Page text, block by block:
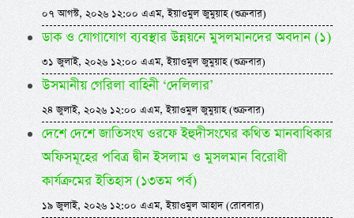
০৭ আগস্ট, ২০২৬ ১২:০০ এএম, ইয়াওমুল জুমুয়াহ (শুক্রবার)
ডাক ও যোগাযোগ ব্যবস্থার উন্নয়নে মুসলমানদের অবদান (১)
৩১ জুলাই, ২০২৬ ১২:০০ এএম, ইয়াওমুল জুমুয়াহ (শুক্রবার)
উসমানীয় গেরিলা বাহিনী ‘দেলিলার’
২৪ জুলাই, ২০২৬ ১২:০০ এএম, ইয়াওমুল জুমুয়াহ (শুক্রবার)
দেশে দেশে জাতিসংঘ ওরফে ইহুদীসংঘের কথিত মানবাধিকার
অফিসমূহের পবিত্র দ্বীন ইসলাম ও মুসলমান বিরোধী
কার্যক্রমের ইতিহাস (১৩তম পর্ব)
১৯ জুলাই, ২০২৬ ১২:০০ এএম, ইয়াওমুল আহাদ (রোববার)